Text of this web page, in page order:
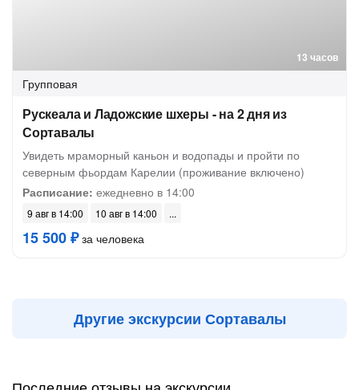
13 часов
Групповая
Рускеала и Ладожские шхеры - на 2 дня из
Сортавалы
Увидеть мраморный каньон и водопады и пройти по
северным фьордам Карелии (проживание включено)
Расписание: ежедневно в 14:00
9 авг в 14:00 10 авг в 14:00
15 500 ₽за человека
Другие экскурсии Сортавалы